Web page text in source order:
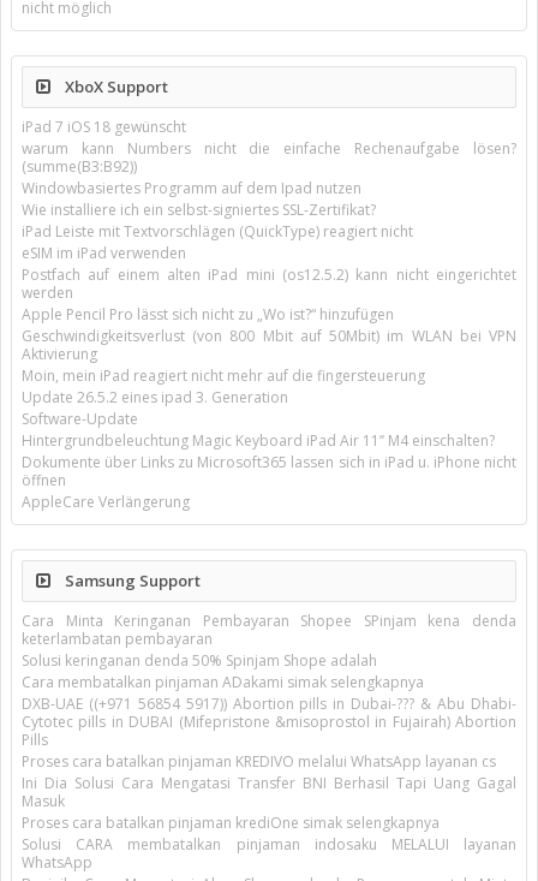
nicht möglich
XboX Support
iPad 7 iOS 18 gewünscht
warum kann Numbers nicht die einfache Rechenaufgabe lösen?
(summe(B3:B92))
Windowbasiertes Programm auf dem Ipad nutzen
Wie installiere ich ein selbst-signiertes SSL-Zertifikat?
iPad Leiste mit Textvorschlägen (QuickType) reagiert nicht
eSIM im iPad verwenden
Postfach auf einem alten iPad mini (os12.5.2) kann nicht eingerichtet
werden
Apple Pencil Pro lässt sich nicht zu „Wo ist?“ hinzufügen
Geschwindigkeitsverlust (von 800 Mbit auf 50Mbit) im WLAN bei VPN
Aktivierung
Moin, mein iPad reagiert nicht mehr auf die fingersteuerung
Update 26.5.2 eines ipad 3. Generation
Software-Update
Hintergrundbeleuchtung Magic Keyboard iPad Air 11’’ M4 einschalten?
Dokumente über Links zu Microsoft365 lassen sich in iPad u. iPhone nicht
öffnen
AppleCare Verlängerung
Samsung Support
Cara Minta Keringanan Pembayaran Shopee SPinjam kena denda
keterlambatan pembayaran
Solusi keringanan denda 50% Spinjam Shope adalah
Cara membatalkan pinjaman ADakami simak selengkapnya
DXB-UAE ((+971 56854 5917)) Abortion pills in Dubai-??? & Abu Dhabi-
Cytotec pills in DUBAI (Mifepristone &misoprostol in Fujairah) Abortion
Pills
Proses cara batalkan pinjaman KREDIVO melalui WhatsApp layanan cs
Ini Dia Solusi Cara Mengatasi Transfer BNI Berhasil Tapi Uang Gagal
Masuk
Proses cara batalkan pinjaman krediOne simak selengkapnya
Solusi CARA membatalkan pinjaman indosaku MELALUI layanan
WhatsApp